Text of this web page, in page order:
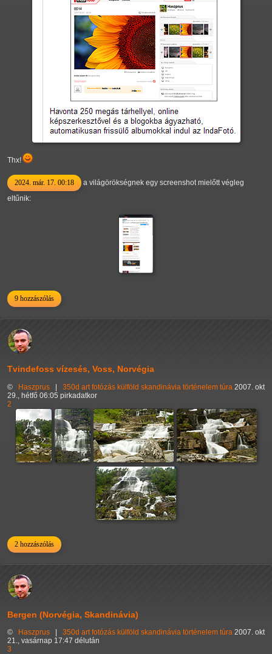
Thx!
2024. már. 17. 00:18
a világörökségnek egy screenshot mielőtt végleg
eltűnik:
9 hozzászólás
Tvindefoss vízesés, Voss, Norvégia
© Haszprus | 350d art fotózás külföld skandinávia történelem túra 2007. okt
29., hétfő 06:05 pirkadatkor
2
2 hozzászólás
Bergen (Norvégia, Skandinávia)
© Haszprus | 350d art fotózás külföld skandinávia történelem túra 2007. okt
21., vasárnap 17:47 délután
3